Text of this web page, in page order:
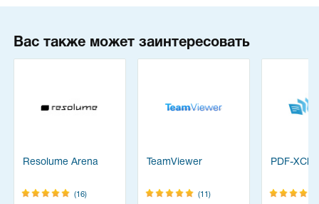
Вас также может заинтересовать
Resolume Arena
(16)
TeamViewer
(11)
PDF-